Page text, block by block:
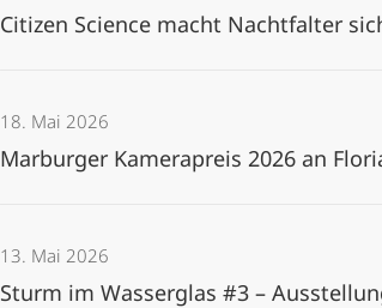
Citizen Science macht Nachtfalter
18. Mai 2026
Marburger Kamerapreis 2026 an
13. Mai 2026
Sturm im Wasserglas #3 –